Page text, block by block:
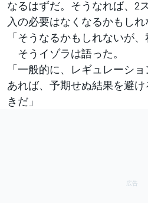
なるはずだ。そうなれば、2
入の必要はなくなるかもしれ
「そうなるかもしれないが
そうイゾラは語った。
「一般的に、レギュレーシ
あれば、予期せぬ結果を避
きだ」